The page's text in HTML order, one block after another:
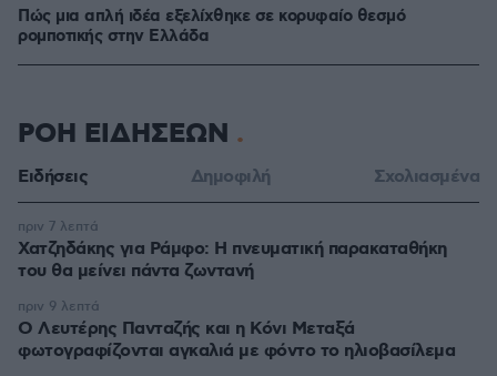
Πώς μια απλή ιδέα εξελίχθηκε σε κορυφαίο θεσμό
ρομποτικής στην Ελλάδα
ΡΟΗ ΕΙΔΗΣΕΩΝ
Ειδήσεις Δημοφιλή Σχολιασμένα
Χατζηδάκης για Ράμφο: Η πνευματική παρακαταθήκη
του θα μείνει πάντα ζωντανή
πριν 7 λεπτά
Ο Λευτέρης Πανταζής και η Κόνι Μεταξά
φωτογραφίζονται αγκαλιά με φόντο το ηλιοβασίλεμα
πριν 9 λεπτά